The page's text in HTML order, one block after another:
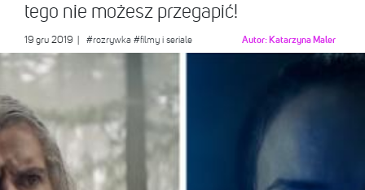
tego nie możesz przegapić!
19 gru 2019 #rozrywka #filmy i seriale Autor: Katarzyna Maler